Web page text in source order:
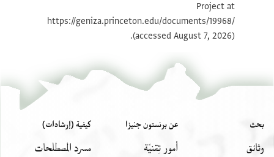
بيان أذونات الصورة
Project at
https://geniza.princeton.edu/documents/19968/
(accessed August 7, 2026).
بحث
وثائق
عن برنستون جنيزا
أمور تِقنيّة
كيفية (إرشادات)
مسرد المصطلحات